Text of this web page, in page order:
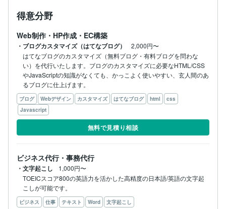
得意分野
Web制作・HP作成・EC構築
・ブログカスタマイズ（はてなブログ）
2,000円〜
はてなブログのカスタマイズ（無料ブログ・有料ブログを問わな
い）を代行いたします。ブログのカスタマイズに必要なHTML/CSS
やJavaScriptの知識がなくても、かっこよく使いやすい、玄人間のあ
るブログに仕上げます。
ブログ Webデザイン カスタマイズ はてなブログ html
css
Javascript
無料で見積り相談
ビジネス代行・事務代行
・文字起こし
1,000円〜
TOEICスコア800の英語力を活かした高精度の日本語/英語の文字起
こしが可能です。
ビジネス 仕事 テキスト Word 文字起こし